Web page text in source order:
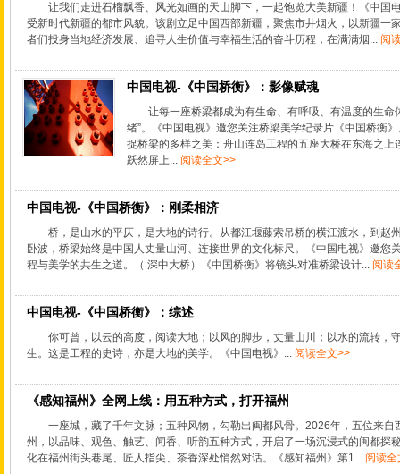
让我们走进石榴飘香、风光如画的天山脚下，一起饱览大美新疆！《中国
受新时代新疆的都市风貌。该剧立足中国西部新疆，聚焦市井烟火，以新疆一
者们投身当地经济发展、追寻人生价值与幸福生活的奋斗历程，在满满烟... 阅
中国电视-《中国桥衡》：影像赋魂
让每一座桥梁都成为有生命、有呼吸、有温度的生命
绪”。《中国电视》邀您关注桥梁美学纪录片《中国桥衡
捉桥梁的多样之美：舟山连岛工程的五座大桥在东海之
跃然屏上... 阅读全文>>
中国电视-《中国桥衡》：刚柔相济
桥，是山水的平仄，是大地的诗行。从都江堰藤索吊桥的横江渡水，到赵
卧波，桥梁始终是中国人丈量山河、连接世界的文化标尺。《中国电视》邀您
程与美学的共生之道。（ 深中大桥）《中国桥衡》将镜头对准桥梁设计... 阅读
中国电视-《中国桥衡》：综述
你可曾，以云的⾼度，阅读⼤地；以⻛的脚步，丈量⼭川；以⽔的流转，
⽣。这是⼯程的史诗，亦是⼤地的美学。《中国电视》... 阅读全文>>
《感知福州》全网上线：用五种方式，打开福州
一座城，藏了千年文脉；五种风物，勾勒出闽都风骨。2026年，五位来
州，以品味、观色、触艺、闻香、听韵五种方式，开启了一场沉浸式的闽都探
化在福州街头巷尾、匠人指尖、茶香深处悄然对话。《感知福州》第1... 阅读全